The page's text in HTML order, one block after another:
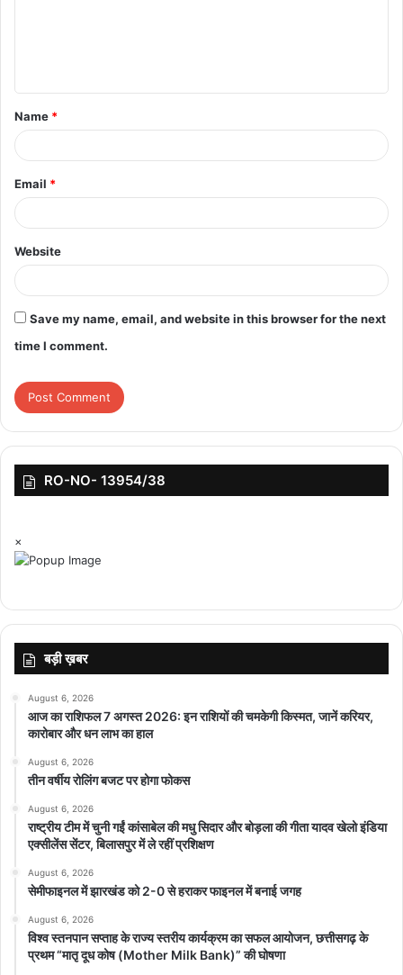
t
*
Name *
Email *
Website
Save my name, email, and website in this browser for the next
time I comment.
RO-NO- 13954/38
×
बड़ी ख़बर
August 6, 2026
आज का राशिफल 7 अगस्त 2026: इन राशियों की चमकेगी किस्मत, जानें करियर,
कारोबार और धन लाभ का हाल
August 6, 2026
तीन वर्षीय रोलिंग बजट पर होगा फोकस
August 6, 2026
राष्ट्रीय टीम में चुनी गईं कांसाबेल की मधु सिदार और बोड़ला की गीता यादव खेलो इंडिया
एक्सीलेंस सेंटर, बिलासपुर में ले रहीं प्रशिक्षण
August 6, 2026
सेमीफाइनल में झारखंड को 2-0 से हराकर फाइनल में बनाई जगह
August 6, 2026
विश्व स्तनपान सप्ताह के राज्य स्तरीय कार्यक्रम का सफल आयोजन, छत्तीसगढ़ के
प्रथम “मातृ दूध कोष (Mother Milk Bank)” की घोषणा